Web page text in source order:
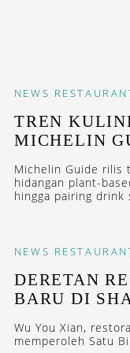
NEWS
TREN
MICHELIN
Michelin Guide rilis
hidangan plant-
hingga pairing drink
NEWS
DERETAN
BARU DI
Wu You Xian,
memperoleh Satu